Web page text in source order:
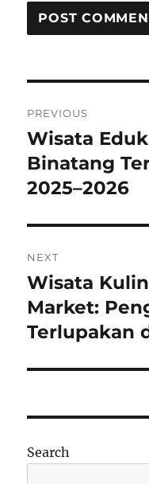
navigation
PREVIOUS
Previous
post:
Wisata
Binatang
2025–2026
NEXT
Next
post:
Wisata
Market:
Terlupakan
Search